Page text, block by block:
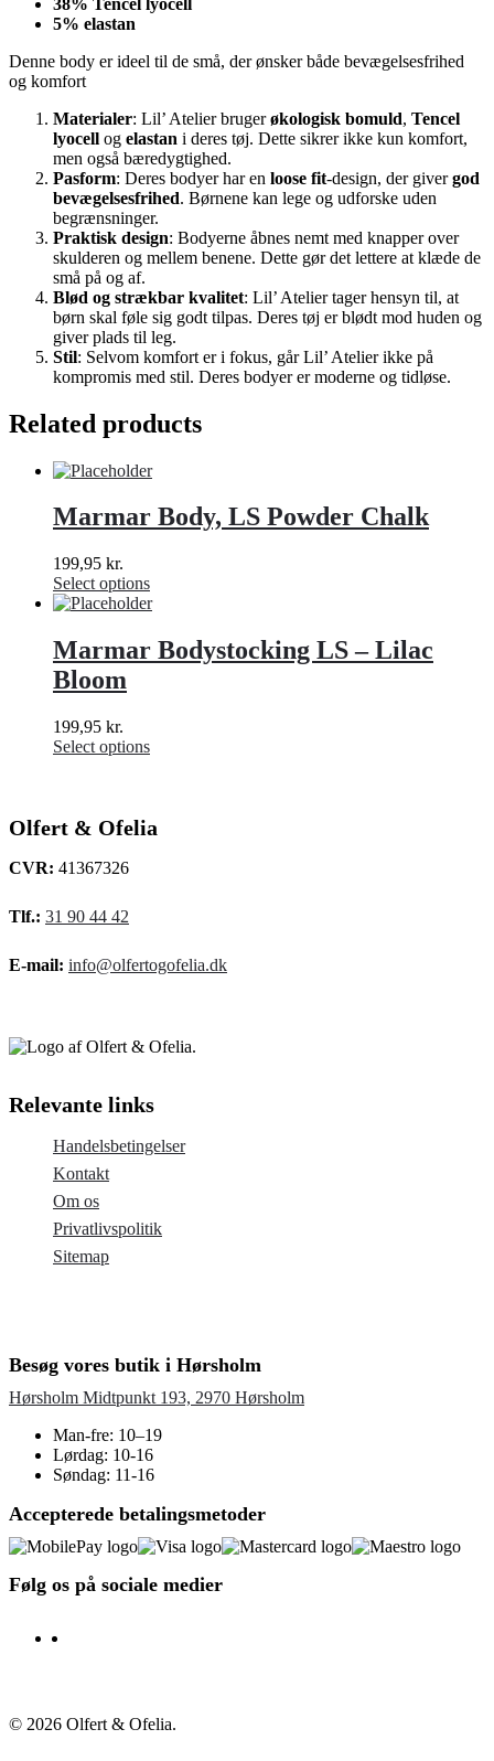
5% elastan
Denne body er ideel til de små, der ønsker både bevægelsesfrihed
og komfort
Materialer: Lil’ Atelier brugerøkologisk bomuld, Tencel
lyocell og elastan i deres tøj. Dette sikrer ikke kun komfort,
men også bæredygtighed.
Pasform: Deres bodyer har en loose fit-design, der givergod
bevægelsesfrihed. Børnene kan lege og udforske uden
begrænsninger.
Praktisk design: Bodyerne åbnes nemt med knapper over
skulderen og mellem benene. Dette gør det lettere at klæde de
små på og af.
Blød og strækbar kvalitet: Lil’ Atelier tager hensyn til, at
børn skal føle sig godt tilpas. Deres tøj er blødt mod huden og
giver plads til leg.
Stil: Selvom komfort er i fokus, går Lil’ Atelier ikke på
kompromis med stil. Deres bodyer er moderne og tidløse.
Related products
Marmar Body, LS Powder Chalk
199,95 kr.
Select options
Marmar Bodystocking LS – Lilac
Bloom
199,95 kr.
Select options
Olfert & Ofelia
CVR: 41367326
Tlf.: 31 90 44 42
E-mail: info@olfertogofelia.dk
Relevante links
Handelsbetingelser
Kontakt
Om os
Privatlivspolitik
Sitemap
Besøg vores butik i Hørsholm
Hørsholm Midtpunkt 193, 2970 Hørsholm
Man-fre: 10–19
Lørdag: 10-16
Søndag: 11-16
Accepterede betalingsmetoder
Følg os på sociale medier
© 2026 Olfert & Ofelia.